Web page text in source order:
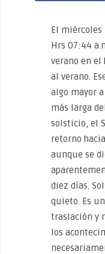
El miércoles
Hrs 07:44
verano en
al verano.
algo mayor
más larga
solsticio, el
retorno
aunque se
diez días.
quieto. Es
traslación y
los